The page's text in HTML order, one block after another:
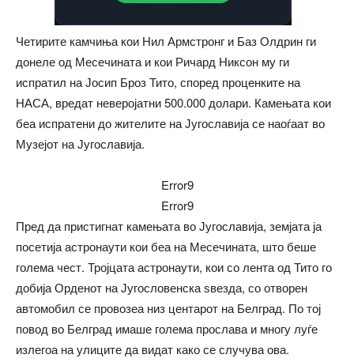
Четирите камчиња кои Нил Армстронг и Баз Олдрин ги
донеле од Месечината и кои Ричард Никсон му ги
испратил на Јосип Броз Тито, според проценките на
НАСА, вредат неверојатни 500.000 долари. Камењата кои
беа испратени до жителите на Југославија се наоѓаат во
Музејот на Југославија.
Error9
Error9
Пред да пристигнат камењата во Југославија, земјата ја
посетија астронаути кои беа на Месечината, што беше
голема чест. Тројцата астронаути, кои со лента од Тито го
добија Орденот на Југословенска ѕвезда, со отворен
автомобил се провозеа низ центарот на Белград. По тој
повод во Белград имаше голема прослава и многу луѓе
излегоа на улиците да видат како се случува ова.